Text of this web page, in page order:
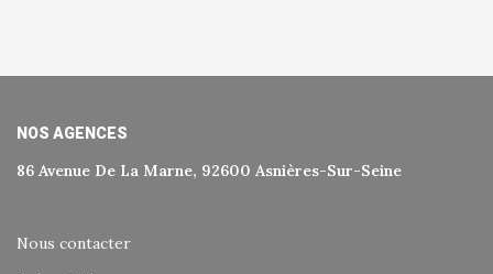
NOS AGENCES
86 Avenue De La Marne, 92600 Asnières-Sur-Seine
Nous contacter